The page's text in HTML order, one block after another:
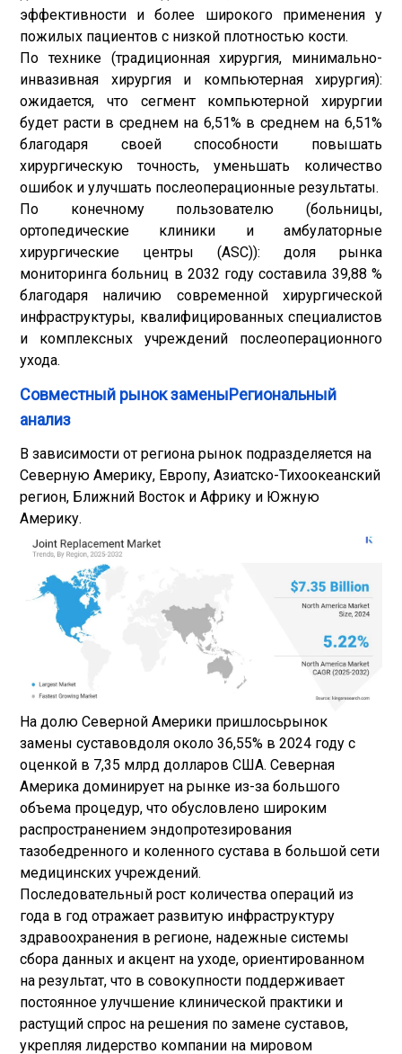
эффективности и более широкого применения у
пожилых пациентов с низкой плотностью кости.
По технике (традиционная хирургия, минимально-
инвазивная хирургия и компьютерная хирургия):
ожидается, что сегмент компьютерной хирургии
будет расти в среднем на 6,51% в среднем на 6,51%
благодаря своей способности повышать
хирургическую точность, уменьшать количество
ошибок и улучшать послеоперационные результаты.
По конечному пользователю (больницы,
ортопедические клиники и амбулаторные
хирургические центры (ASC)): доля рынка
мониторинга больниц в 2032 году составила 39,88 %
благодаря наличию современной хирургической
инфраструктуры, квалифицированных специалистов
и комплексных учреждений послеоперационного
ухода.
Совместный рынок заменыРегиональный
анализ
В зависимости от региона рынок подразделяется на
Северную Америку, Европу, Азиатско-Тихоокеанский
регион, Ближний Восток и Африку и Южную
Америку.
На долю Северной Америки пришлосьрынок
замены суставовдоля около 36,55% в 2024 году с
оценкой в ​​7,35 млрд долларов США. Северная
Америка доминирует на рынке из-за большого
объема процедур, что обусловлено широким
распространением эндопротезирования
тазобедренного и коленного сустава в большой сети
медицинских учреждений.
Последовательный рост количества операций из
года в год отражает развитую инфраструктуру
здравоохранения в регионе, надежные системы
сбора данных и акцент на уходе, ориентированном
на результат, что в совокупности поддерживает
постоянное улучшение клинической практики и
растущий спрос на решения по замене суставов,
укрепляя лидерство компании на мировом